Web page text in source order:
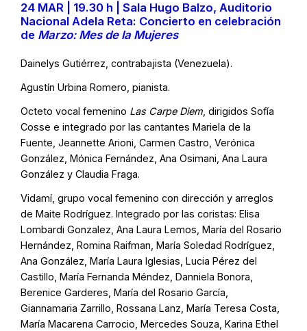
24 MAR | 19.30 h | Sala Hugo Balzo, Auditorio
Nacional Adela Reta: Concierto en celebración
de Marzo: Mes de la Mujeres
Dainelys Gutiérrez, contrabajista (Venezuela).
Agustín Urbina Romero, pianista.
Octeto vocal femenino Las Carpe Diem , dirigidos Sofía
Cosse e integrado por las cantantes Mariela de la
Fuente, Jeannette Arioni, Carmen Castro, Verónica
González, Mónica Fernández, Ana Osimani, Ana Laura
González y Claudia Fraga.
Vidamí, grupo vocal femenino con dirección y arreglos
de Maite Rodríguez. Integrado por las coristas: Elisa
Lombardi Gonzalez, Ana Laura Lemos, María del Rosario
Hernández, Romina Raifman, María Soledad Rodríguez,
Ana González, María Laura Iglesias, Lucia Pérez del
Castillo, María Fernanda Méndez, Danniela Bonora,
Berenice Garderes, María del Rosario García,
Giannamaria Zarrillo, Rossana Lanz, María Teresa Costa,
María Macarena Carrocio, Mercedes Souza, Karina Ethel